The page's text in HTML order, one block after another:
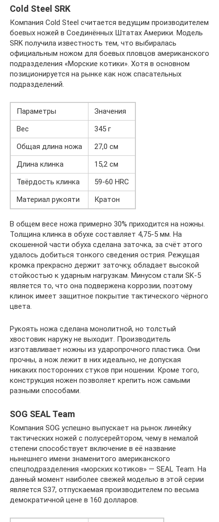
Cold Steel SRK
Компания Cold Steel считается ведущим производителем
боевых ножей в Соединённых Штатах Америки. Модель
SRK получила известность тем, что выбиралась
официальным ножом для боевых пловцов американского
подразделения «Морские котики». Хотя в основном
позиционируется на рынке как нож спасательных
подразделений.
Параметры
Значения
Вес
345 г
Общая длина ножа
27,0 см
Длина клинка
15,2 см
Твёрдость клинка
59-60 HRС
Материал рукояти
Кратон
В общем весе ножа примерно 30% приходится на ножны.
Толщина клинка в обухе составляет 4,75-5 мм. На
скошенной части обуха сделана заточка, за счёт этого
удалось добиться тонкого сведения острия. Режущая
кромка прекрасно держит заточку, обладает высокой
стойкостью к ударным нагрузкам. Минусом стали SK-5
является то, что она подвержена коррозии, поэтому
клинок имеет защитное покрытие тактического чёрного
цвета.
Рукоять ножа сделана монолитной, но толстый
хвостовик наружу не выходит. Производитель
изготавливает ножны из ударопрочного пластика. Они
прочны, а нож лежит в них идеально, не допуская
никаких посторонних стуков при ношении. Кроме того,
конструкция ножен позволяет крепить нож самыми
разными способами.
SOG SEAL Team
Компания SOG успешно выпускает на рынок линейку
тактических ножей с полусерейтором, чему в немалой
степени способствует включение в её название
нынешнего имени знаменитого американского
спецподразделения «морских котиков» — SEAL Team. На
данный момент наиболее свежей моделью в этой серии
является S37, отпускаемая производителем по весьма
демократичной цене в 160 долларов.